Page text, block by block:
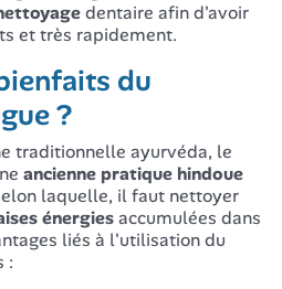
dentaire afin d'avoir
et très rapidement.
du
?
traditionnelle ayurvéda, le
ancienne pratique hindoue
laquelle, il faut nettoyer
énergiesaccumulées dans
liés à l'utilisation du
: